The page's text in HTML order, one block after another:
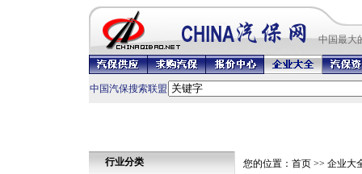
中国最大
中国汽保搜索联盟
行业分类 您的位置： 首页 >> 企业大